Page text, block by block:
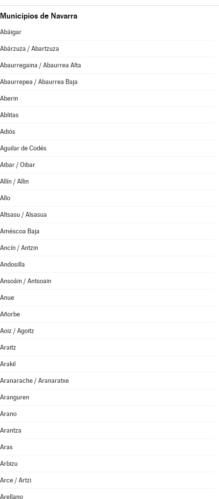
Municipios de Navarra
Abáigar
Abárzuza / Abartzuza
Abaurregaina / Abaurrea Alta
Abaurrepea / Abaurrea Baja
Aberin
Ablitas
Adiós
Aguilar de Codés
Aibar / Oibar
Allín / Allin
Allo
Altsasu / Alsasua
Améscoa Baja
Ancín / Antzin
Andosilla
Ansoáin / Antsoain
Anue
Añorbe
Aoiz / Agoitz
Araitz
Arakil
Aranarache / Aranaratxe
Aranguren
Arano
Arantza
Aras
Arbizu
Arce / Artzi
Arellano